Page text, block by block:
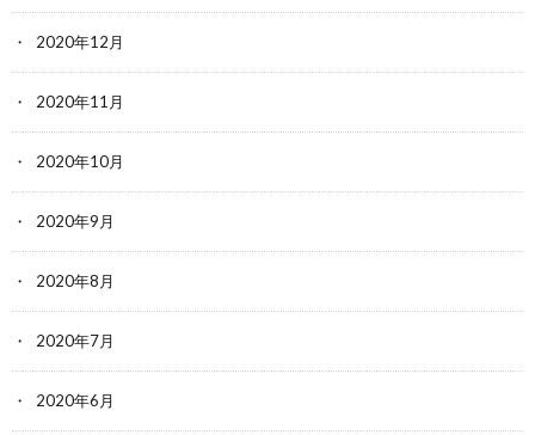
2020年12月
2020年11月
2020年10月
2020年9月
2020年8月
2020年7月
2020年6月